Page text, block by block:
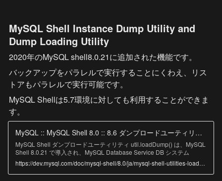
使用を検討してください。 ダンプは、 MySQL Shell load dump utilities
を使用して MySQL Server インスタンスまたは MySQL データベースサ
ービス DB システムに簡単にインポートできます。 MySQL Shell のイ
りです: ダンププロセスを高速化するための、データベースおよびデー
タベース内のオブジェクトのパラレル処理
MySQL Shell Instance Dump Utility and
Dump Loading Utility
2020年のMySQL shell8.0.21に追加された機能です。
バックアップをパラレルで実行することにくわえ、リス
トアもパラレルで実行可能です。
MySQL Shellは5.7環境に対しても利用することができま
す。
MySQL :: MySQL Shell 8.0 :: 8.6 ダンプロードユーティリティ
MySQL Shell ダンプロードユーティリティ util.loadDump() は、MySQL
Shell 8.0.21 で導入され、MySQL Database Service DB システム
(MySQL DB システム、短縮形) または MySQL Shell セクション8.5「イ
ンスタンスダンプユーティリティ、スキーマダンプユーティリティおよ
びテーブルダンプユーティリティ」 を使用してダンプされたスキーマ
https://dev.mysql.com/doc/mysql-shell/8.0/ja/mysql-shell-utilities-load-dump.html